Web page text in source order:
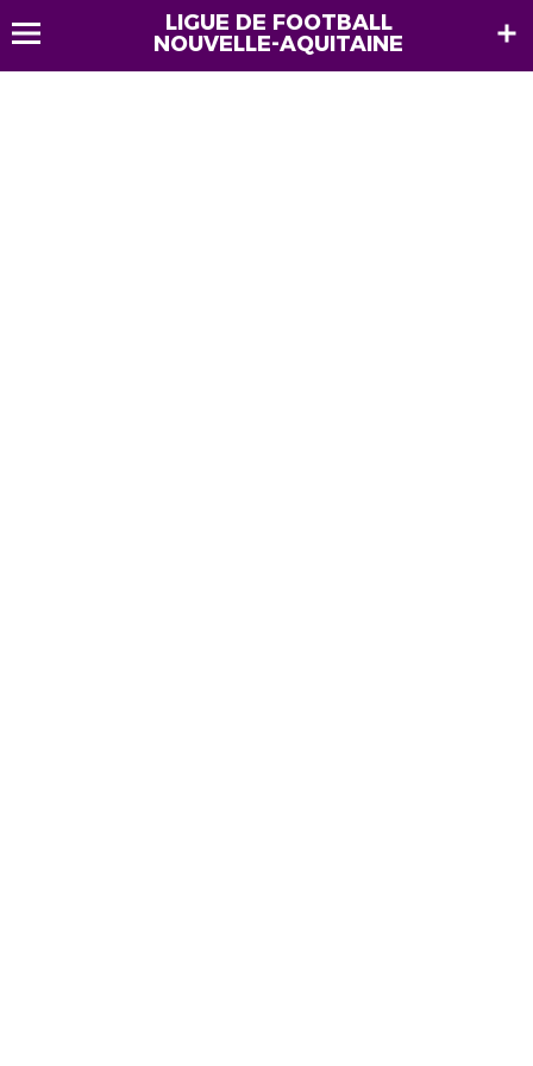
LIGUE DE FOOTBALL
NOUVELLE-AQUITAINE